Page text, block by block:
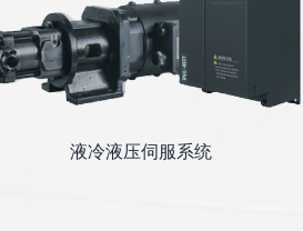
液冷液压伺服系统